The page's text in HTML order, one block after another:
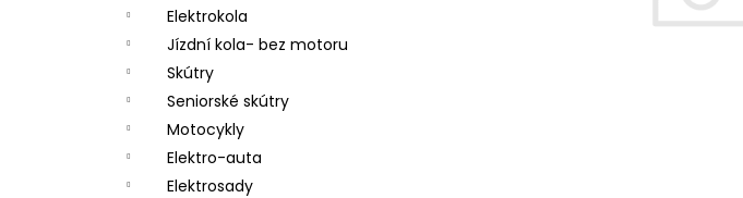
Elektrokola
Jízdní kola- bez motoru
Skútry
Seniorské skútry
Motocykly
Elektro-auta
Elektrosady